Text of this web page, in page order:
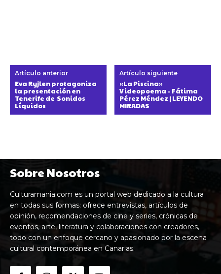
Artículo anterior
Eva Ryjlen protagoniza
la presentación en
Tenerife de Sonidos
Líquidos
Artículo siguiente
«La Piscina»
Videopoema – Fátima
Pérez Méndez | LEYENDO
MIRADAS
Sobre Nosotros
Culturamania.com es un portal web dedicado a la cultura
en todas sus formas: ofrece entrevistas, artículos de
opinión, recomendaciones de cine y series, crónicas de
eventos, arte, literatura y colaboraciones con creadores,
todo con un enfoque cercano y apasionado por la escena
cultural contemporánea en Canarias.